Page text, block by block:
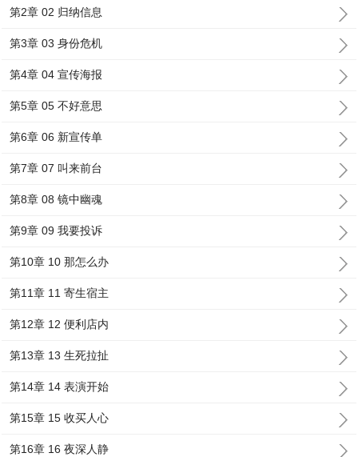
第2章 02 归纳信息
第3章 03 身份危机
第4章 04 宣传海报
第5章 05 不好意思
第6章 06 新宣传单
第7章 07 叫来前台
第8章 08 镜中幽魂
第9章 09 我要投诉
第10章 10 那怎么办
第11章 11 寄生宿主
第12章 12 便利店内
第13章 13 生死拉扯
第14章 14 表演开始
第15章 15 收买人心
第16章 16 夜深人静